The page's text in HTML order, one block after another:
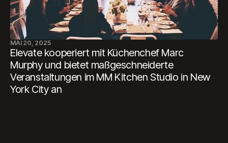
MAI 20, 2025
Elevate kooperiert mit Küchenchef Marc
Murphy und bietet maßgeschneiderte
Veranstaltungen im MM Kitchen Studio in New
York City an